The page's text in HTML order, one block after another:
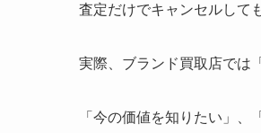
査定だけでキャンセルして
実際、ブランド買取店では
「今の価値を知りたい」、